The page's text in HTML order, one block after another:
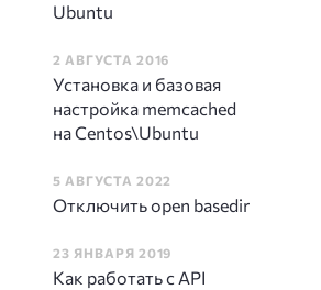
Ubuntu
2 АВГУСТА 2016
Установка и базовая
настройка memcached
на Centos\Ubuntu
5 АВГУСТА 2022
Отключить open basedir
23 ЯНВАРЯ 2019
Как работать с API